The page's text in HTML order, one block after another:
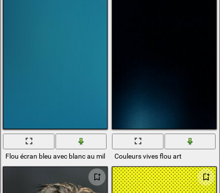
Flou écran bleu avec blanc au milieu Couleurs vives flou art